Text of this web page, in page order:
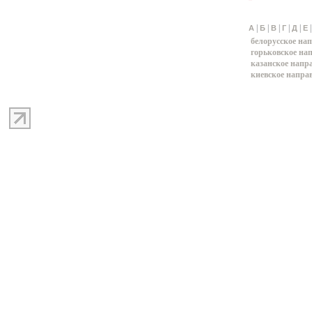
А Б В Г Д Е
белорусское
горьковское
казанское
киевское